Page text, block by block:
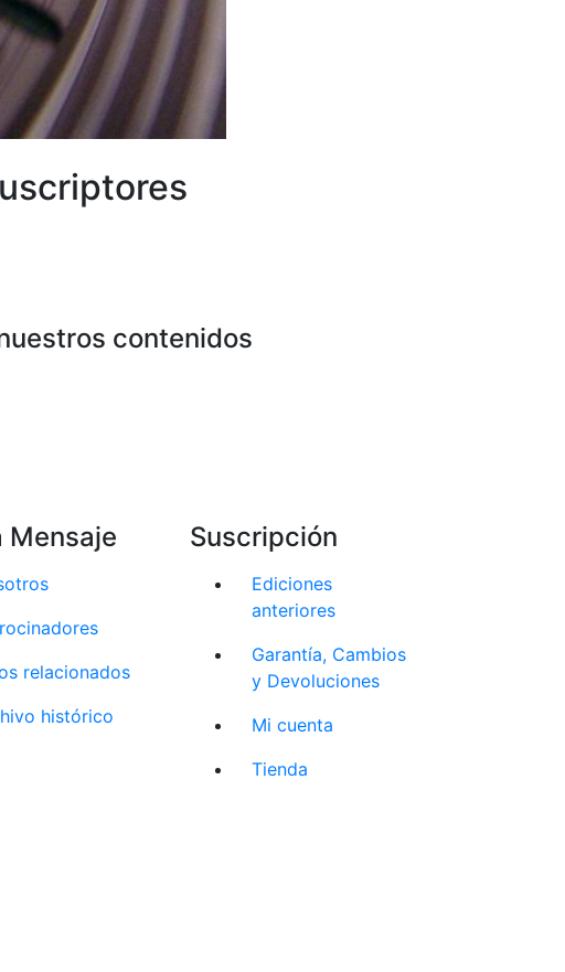
contenidos
Mensaje
relacionados
histórico
Suscripción
Ediciones
anteriores
Garantía, Cambios
y Devoluciones
Mi cuenta
Tienda